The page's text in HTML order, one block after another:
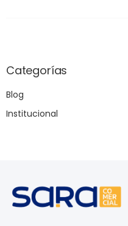
Categorías
Blog
Institucional